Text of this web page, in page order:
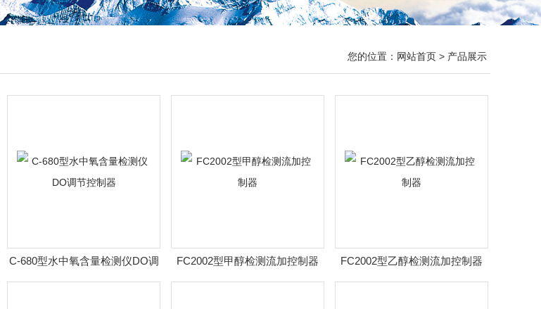
您的位置： 网站首页 > 产品展示
C-680型水中氧含量检测仪DO调
节控制器
FC2002型甲醇检测流加控制器 FC2002型乙醇检测流加控制器